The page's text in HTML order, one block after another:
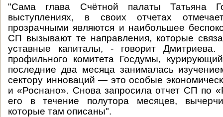
"Сама глава Счётной палаты Татьяна
выступлениях, в своих отчетах
прозрачными являются и наибольшее
СП вызывают те направления, которые
уставные капиталы, - говорит
профильного комитета Госдумы,
последние два месяца занималась
сектору инноваций — это особые
и «Роснано». Снова запросила отчет СП по
его в течение полутора месяцев,
которые там описаны".